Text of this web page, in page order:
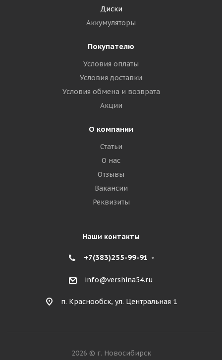
Диски
Аккумуляторы
Покупателю
Условия оплаты
Условия доставки
Условия обмена и возврата
Акции
О компании
Статьи
О нас
Отзывы
Вакансии
Реквизиты
Наши контакты
+7(383)255-99-91
info@vershina54.ru
п. Краснообск, ул. Центральная 1
2026 © г. Новосибирск